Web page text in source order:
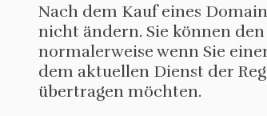
Nach dem Kauf eines
nicht ändern. Sie können
normalerweise wenn Sie
dem aktuellen Dienst der
übertragen möchten.